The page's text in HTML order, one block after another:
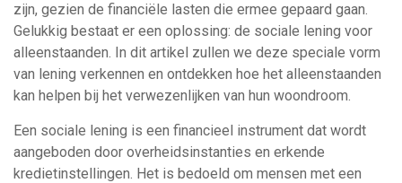
zijn, gezien de financiële lasten die ermee gepaard gaan.
Gelukkig bestaat er een oplossing: de sociale lening voor
alleenstaanden. In dit artikel zullen we deze speciale vorm
van lening verkennen en ontdekken hoe het alleenstaanden
kan helpen bij het verwezenlijken van hun woondroom.
Een sociale lening is een financieel instrument dat wordt
aangeboden door overheidsinstanties en erkende
kredietinstellingen. Het is bedoeld om mensen met een